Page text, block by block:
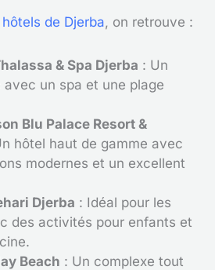
de Djerba, on retrouve :
& Spa Djerba : Un
avec un spa et une plage
Blu Palace Resort &
hôtel haut de gamme avec
modernes et un excellent
Djerba : Idéal pour les
des activités pour enfants et
Beach : Un complexe tout